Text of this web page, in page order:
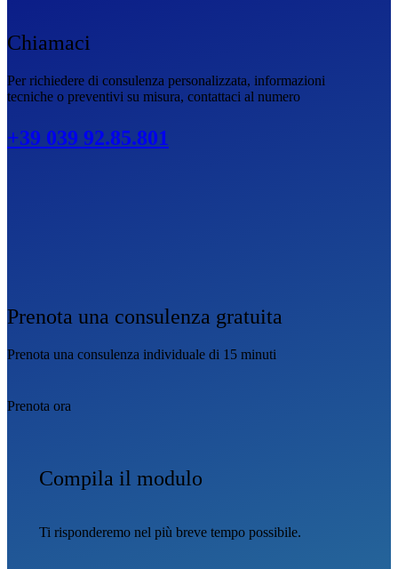
Chiamaci
Per richiedere di consulenza personalizzata, informazioni
tecniche o preventivi su misura, contattaci al numero
+39 039 92.85.801
Prenota una consulenza gratuita
Prenota una consulenza individuale di 15 minuti
Prenota ora
Compila il modulo
Ti risponderemo nel più breve tempo possibile.